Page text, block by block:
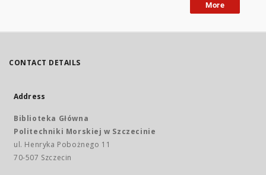
More
CONTACT DETAILS
Address
Biblioteka Główna
Politechniki Morskiej w Szczecinie
ul. Henryka Pobożnego 11
70-507 Szczecin